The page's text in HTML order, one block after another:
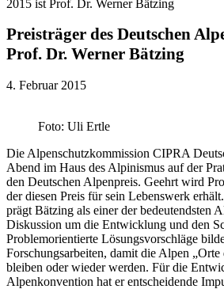
2015 ist Prof. Dr. Werner Bätzing
Preisträger des Deutschen
Prof. Dr. Werner Bätzing
4. Februar 2015
Foto: Uli Ertle
Die Alpenschutzkommission CIPRA
Abend im Haus des Alpinismus auf der
den Deutschen Alpenpreis. Geehrt wird
der diesen Preis für sein Lebenswerk
prägt Bätzing als einer der bedeutendsten
Diskussion um die Entwicklung und den
Problemorientierte Lösungsvorschläge
Forschungsarbeiten, damit die Alpen „Orte
bleiben oder wieder werden. Für die
Alpenkonvention hat er entscheidende